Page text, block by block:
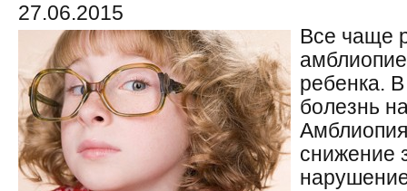
27.06.2015
Все чаще
ребенка.
болезнь
снижение